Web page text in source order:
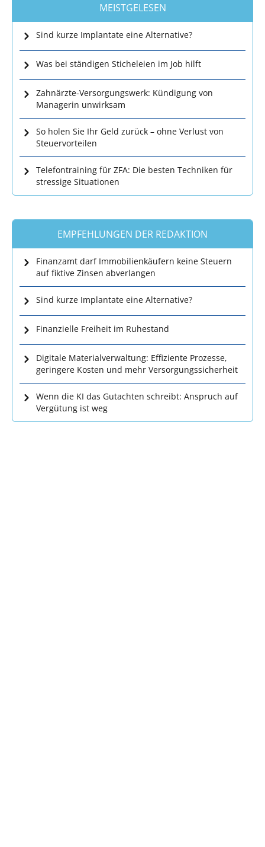
MEISTGELESEN
Sind kurze Implantate eine Alternative?
Was bei ständigen Sticheleien im Job hilft
Zahnärzte-Versorgungswerk: Kündigung von
Managerin unwirksam
So holen Sie Ihr Geld zurück – ohne Verlust von
Steuervorteilen
Telefontraining für ZFA: Die besten Techniken für
stressige Situationen
EMPFEHLUNGEN DER REDAKTION
Finanzamt darf Immobilienkäufern keine Steuern
auf fiktive Zinsen abverlangen
Sind kurze Implantate eine Alternative?
Finanzielle Freiheit im Ruhestand
Digitale Materialverwaltung: Effiziente Prozesse,
geringere Kosten und mehr Versorgungssicherheit
Wenn die KI das Gutachten schreibt: Anspruch auf
Vergütung ist weg